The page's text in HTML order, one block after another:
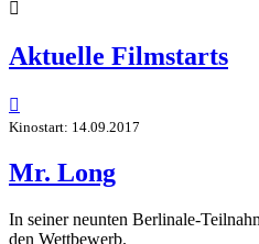

Aktuelle Filmstarts

Kinostart: 14.09.2017
Mr. Long
In seiner neunten Berlinale-
den Wettbewerb.